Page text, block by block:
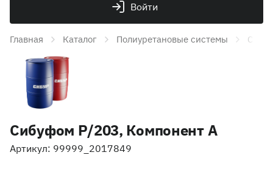
Войти
Главная Каталог Полиуретановые системы
Сибуфом Р/203, Компонент А
Артикул: 99999_2017849